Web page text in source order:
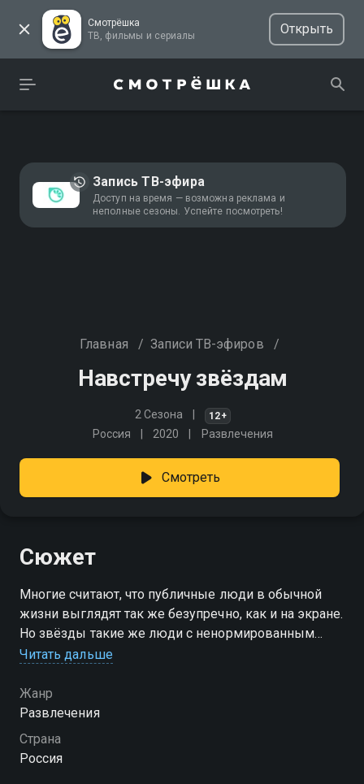
Смотрёшка
ТВ, фильмы и сериалы
Открыть
Запись ТВ-эфира
Доступ на время — возможна реклама и
неполные сезоны. Успейте посмотреть!
Главная / Записи ТВ-эфиров /
Навстречу звёздам
2 Сезона 12+
Россия 2020 Развлечения
Смотреть
Сюжет
Многие считают, что публичные люди в обычной
жизни выглядят так же безупречно, как и на экране.
Но звёзды такие же люди с ненормированным
рабочим графиком, бесконечными переездами,
концертах или спектаклях
Читать дальше
Жанр
Развлечения
Страна
Россия